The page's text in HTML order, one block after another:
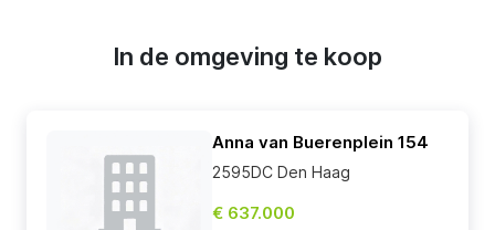
In de omgeving te koop
Anna van Buerenplein 154
2595DC Den Haag
€ 637.000